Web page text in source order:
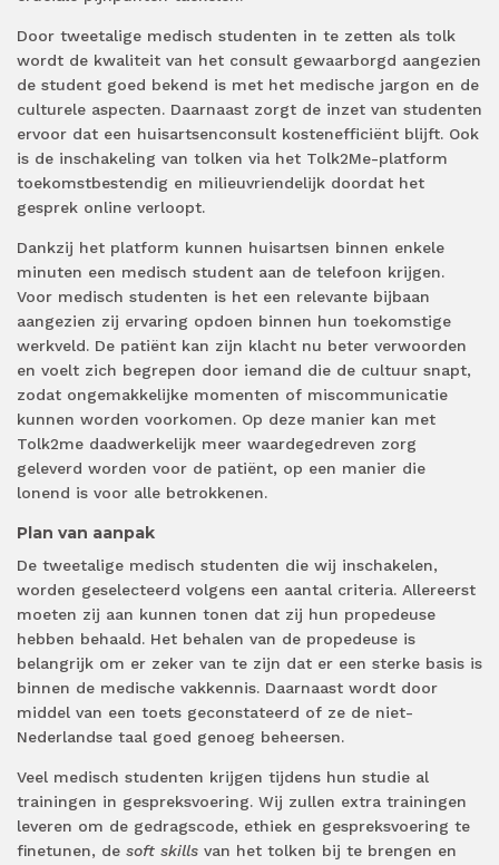
Door tweetalige medisch studenten in te zetten als tolk
wordt de kwaliteit van het consult gewaarborgd aangezien
de student goed bekend is met het medische jargon en de
culturele aspecten. Daarnaast zorgt de inzet van studenten
ervoor dat een huisartsenconsult kostenefficiënt blijft. Ook
is de inschakeling van tolken via het Tolk2Me-platform
toekomstbestendig en milieuvriendelijk doordat het
gesprek online verloopt.
Dankzij het platform kunnen huisartsen binnen enkele
minuten een medisch student aan de telefoon krijgen.
Voor medisch studenten is het een relevante bijbaan
aangezien zij ervaring opdoen binnen hun toekomstige
werkveld. De patiënt kan zijn klacht nu beter verwoorden
en voelt zich begrepen door iemand die de cultuur snapt,
zodat ongemakkelijke momenten of miscommunicatie
kunnen worden voorkomen. Op deze manier kan met
Tolk2me daadwerkelijk meer waardegedreven zorg
geleverd worden voor de patiënt, op een manier die
lonend is voor alle betrokkenen.
Plan van aanpak
De tweetalige medisch studenten die wij inschakelen,
worden geselecteerd volgens een aantal criteria. Allereerst
moeten zij aan kunnen tonen dat zij hun propedeuse
hebben behaald. Het behalen van de propedeuse is
belangrijk om er zeker van te zijn dat er een sterke basis is
binnen de medische vakkennis. Daarnaast wordt door
middel van een toets geconstateerd of ze de niet-
Nederlandse taal goed genoeg beheersen.
Veel medisch studenten krijgen tijdens hun studie al
trainingen in gespreksvoering. Wij zullen extra trainingen
leveren om de gedragscode, ethiek en gespreksvoering te
finetunen, de soft skills van het tolken bij te brengen en